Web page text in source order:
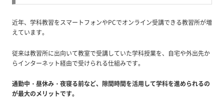
近年、学科教習をスマートフォンやPCでオンライン受講できる教習所が増
えています。
従来は教習所に出向いて教室で受講していた学科授業を、自宅や外出先か
らインターネット経由で受けられる仕組みです。
通勤中・昼休み・夜寝る前など、隙間時間を活用して学科を進められるの
が最大のメリットです。